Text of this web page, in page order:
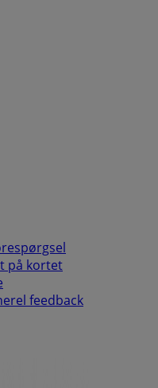
på kortet
feedback